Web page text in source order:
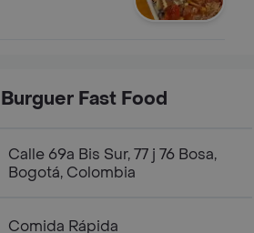
queso,
Fast Food
Calle 69a Bis Sur, 77 j 76 Bosa,
Bogotá, Colombia
Comida Rápida